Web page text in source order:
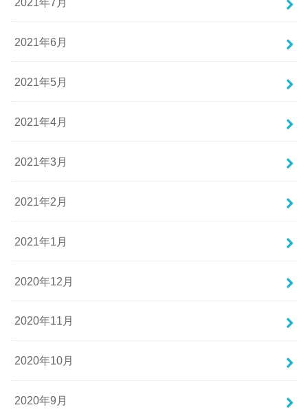
2021年6月
2021年5月
2021年4月
2021年3月
2021年2月
2021年1月
2020年12月
2020年11月
2020年10月
2020年9月